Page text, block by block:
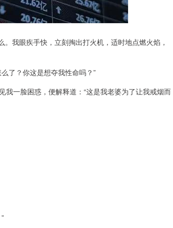
我眼疾手快，立刻掏出打火机，适时地点燃火焰，
了？你这是想夺我性命吗？”
一脸困惑，便解释道：“这是我老婆为了让我戒烟而
深证成指 14311.01 200.89